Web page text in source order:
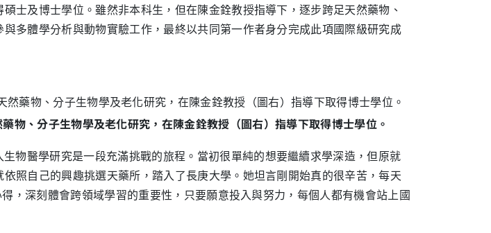
士及博士學位。雖然非本科生，但在陳金銓教授指導下，逐步跨足天然藥物、
多體學分析與動物實驗工作，最終以共同第一作者身分完成此項國際級研究成
物、分子生物學及老化研究，在陳金銓教授（圖右）指導下取得博士學位。
物醫學研究是一段充滿挑戰的旅程。當初很單純的想要繼續求學深造，但原就
照自己的興趣挑選天藥所，踏入了長庚大學。她坦言剛開始真的很辛苦，每天
，深刻體會跨領域學習的重要性，只要願意投入與努力，每個人都有機會站上國